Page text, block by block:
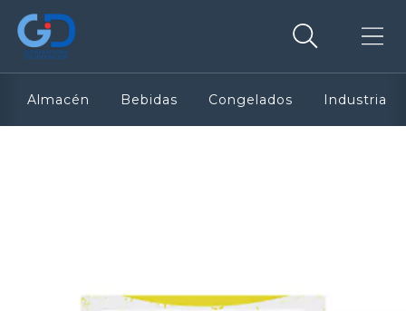
Almacén Bebidas Congelados Industria